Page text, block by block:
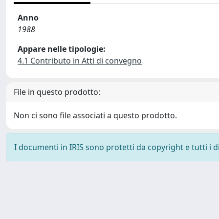
Anno
1988
Appare nelle tipologie:
4.1 Contributo in Atti di convegno
File in questo prodotto:
Non ci sono file associati a questo prodotto.
I documenti in IRIS sono protetti da copyright e tutti i